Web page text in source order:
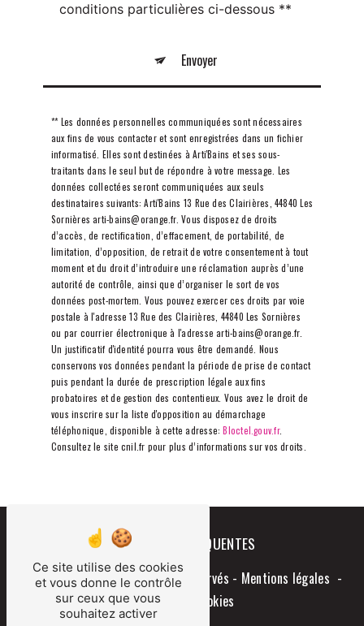
conditions particulières ci-dessous **
Envoyer
** Les données personnelles communiquées sont nécessaires
aux fins de vous contacter et sont enregistrées dans un fichier
informatisé. Elles sont destinées à Arti'Bains et ses sous-
traitants dans le seul but de répondre à votre message. Les
données collectées seront communiquées aux seuls
destinataires suivants: Arti'Bains 13 Rue des Clairières, 44840 Les
Sornières arti-bains@orange.fr. Vous disposez de droits
d’accès, de rectification, d’effacement, de portabilité, de
limitation, d’opposition, de retrait de votre consentement à tout
moment et du droit d’introduire une réclamation auprès d’une
autorité de contrôle, ainsi que d’organiser le sort de vos
données post-mortem. Vous pouvez exercer ces droits par voie
postale à l'adresse 13 Rue des Clairières, 44840 Les Sornières
ou par courrier électronique à l'adresse arti-bains@orange.fr.
Un justificatif d'identité pourra vous être demandé. Nous
conservons vos données pendant la période de prise de contact
puis pendant la durée de prescription légale aux fins
probatoires et de gestion des contentieux. Vous avez le droit de
vous inscrire sur la liste d'opposition au démarchage
téléphonique, disponible à cette adresse: Bloctel.gouv.fr.
Consultez le site cnil.fr pour plus d’informations sur vos droits.
RECHERCHES FRÉQUENTES
Vistalid- 2026 - Tous droits réservés - Mentions légales -
Gestion des cookies
Ce site utilise des cookies
et vous donne le contrôle
sur ceux que vous
souhaitez activer